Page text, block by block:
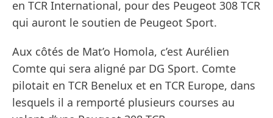
en TCR International, pour des Peugeot 308 TCR
qui auront le soutien de Peugeot Sport.
Aux côtés de Mat’o Homola, c’est Aurélien
Comte qui sera aligné par DG Sport. Comte
pilotait en TCR Benelux et en TCR Europe, dans
lesquels il a remporté plusieurs courses au